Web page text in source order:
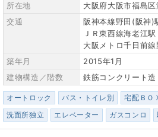
所在地
大阪府大阪市福島
交通
阪神本線野田(阪神)
ＪＲ東西線海老江
大阪メトロ千日前
築年月
2015年1月
建物構造／階数
鉄筋コンクリート
オートロック バス・トイレ別 宅配ＢＯ
洗面所独立
エレベーター ガスコンロ